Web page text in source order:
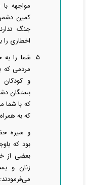
مواجهه
کمین
جنگ
اخطاری را
۵. شما را
مردمی که
و کودکان
بستگان
که با شما
که به
و سیره
بود که
بعضی از
زنان و